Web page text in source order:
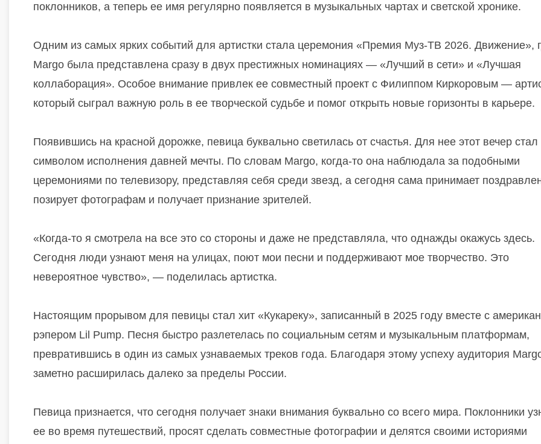
поклонников, а теперь ее имя регулярно появляется в музыкальных чартах и светской хронике.
Одним из самых ярких событий для артистки стала церемония «Премия Муз-ТВ 2026. Движение»,
Margo была представлена сразу в двух престижных номинациях — «Лучший в сети» и «Лучшая
коллаборация». Особое внимание привлек ее совместный проект с Филиппом Киркоровым —
который сыграл важную роль в ее творческой судьбе и помог открыть новые горизонты в карьере.
Появившись на красной дорожке, певица буквально светилась от счастья. Для нее этот вечер стал
символом исполнения давней мечты. По словам Margo, когда-то она наблюдала за подобными
церемониями по телевизору, представляя себя среди звезд, а сегодня сама принимает
позирует фотографам и получает признание зрителей.
«Когда-то я смотрела на все это со стороны и даже не представляла, что однажды окажусь здесь.
Сегодня люди узнают меня на улицах, поют мои песни и поддерживают мое творчество. Это
невероятное чувство», — поделилась артистка.
Настоящим прорывом для певицы стал хит «Кукареку», записанный в 2025 году вместе с
рэпером Lil Pump. Песня быстро разлетелась по социальным сетям и музыкальным платформам,
превратившись в один из самых узнаваемых треков года. Благодаря этому успеху аудитория
заметно расширилась далеко за пределы России.
Певица признается, что сегодня получает знаки внимания буквально со всего мира. Поклонники
ее во время путешествий, просят сделать совместные фотографии и делятся своими историями